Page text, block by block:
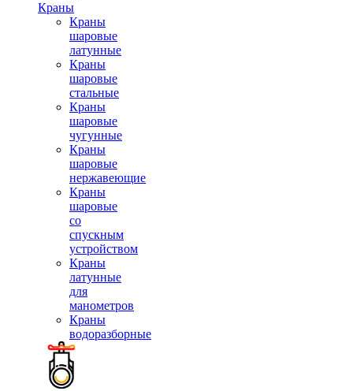
Краны
Краны
шаровые
латунные
Краны
шаровые
стальные
Краны
шаровые
чугунные
Краны
шаровые
нержавеющие
Краны
шаровые
со
спускным
устройством
Краны
латунные
для
манометров
Краны
водоразборные